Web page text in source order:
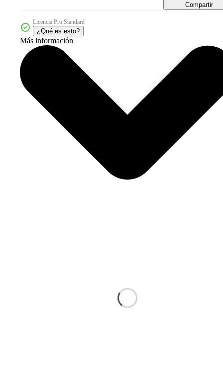
Compartir
Licencia Pro Standard
¿Qué es esto?
Más información